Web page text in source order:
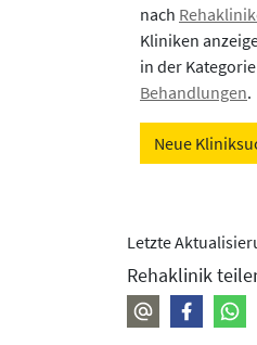
nach
Kliniken
in der Kategorie
Behandlungen.
Neue
Letzte
Rehaklinik